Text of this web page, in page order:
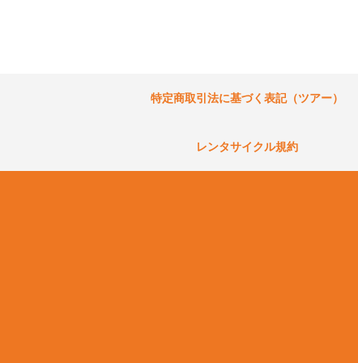
特定商取引法に基づく表記（ツアー）
レンタサイクル規約